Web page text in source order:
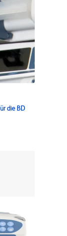
die BD